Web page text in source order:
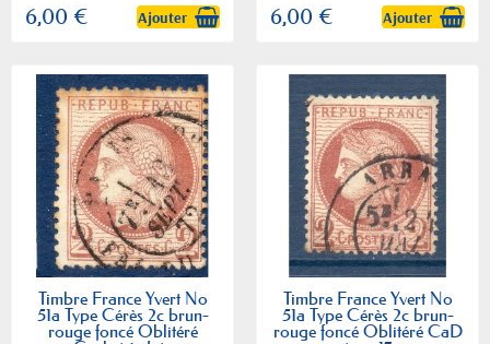
6,00 € Ajouter 6,00 € Ajouter
Timbre France Yvert No
51a Type Cérès 2c brun-
rouge foncé Oblitéré
Timbre France Yvert No
51a Type Cérès 2c brun-
rouge foncé Oblitéré CaD